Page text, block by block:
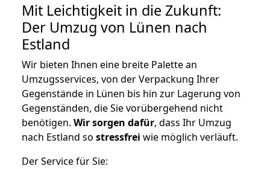
Mit Leichtigkeit in die Zukunft:
Der Umzug von Lünen nach
Estland
Wir bieten Ihnen eine breite Palette an
Umzugsservices, von der Verpackung Ihrer
Gegenstände in Lünen bis hin zur Lagerung von
Gegenständen, die Sie vorübergehend nicht
benötigen. Wir sorgen dafür, dass Ihr Umzug
nach Estland so stressfrei wie möglich verläuft.
Der Service für Sie: